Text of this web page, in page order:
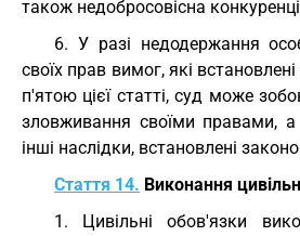
також недобросовісна
6. У разі недодержання
своїх прав вимог, які
п'ятою цієї статті, суд може
зловживання своїми правами, а
інші наслідки, встановлені
Стаття 14. Виконання
1. Цивільні обов'язки